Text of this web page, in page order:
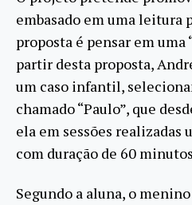
embasado em uma leitura
proposta é pensar em uma
partir desta proposta,
um caso infantil,
chamado “Paulo”, que
ela em sessões realizadas
com duração de 60
Segundo a aluna, o